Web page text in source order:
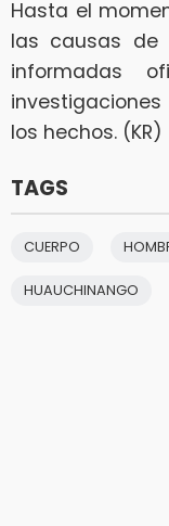
Hasta el
las causas de
informadas
los hechos. (KR)
TAGS
CUERPO
HUAUCHINANGO